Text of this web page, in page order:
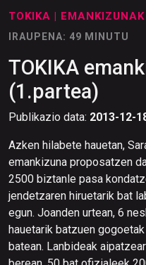
TOKIKA | EMANKIZUNAK
IRAUPENA: 49 MINUTU
TOKIKA
(1.partea)
Publikazio data: 2013-12-
Azken hilabete hauetan,
emankizuna proposatzen
2500 biztanle pasa
jendetzaren hiruetarik bat
egun. Joanden urtean, 6
hauetarik batzuen
batean. Lanbideak